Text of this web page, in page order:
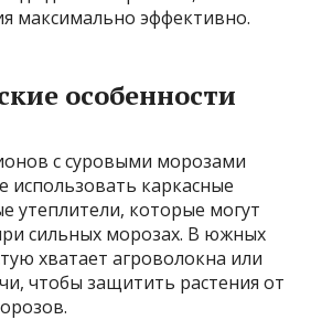
максимально эффективно.
особенности
с суровыми морозами
использовать каркасные
утеплители, которые могут
сильных морозах. В южных
хватает агроволокна или
чтобы защитить растения от